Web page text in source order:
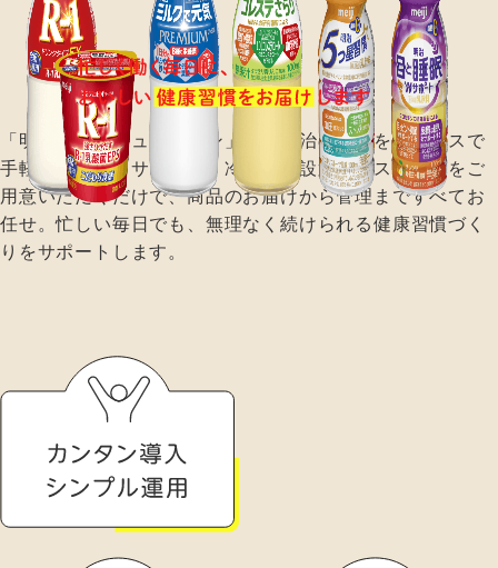
「明治栄養ソリューション」は、明治の商品をオフィスで
手軽に楽しめるサービス。冷蔵庫を設置するスペースをご
用意いただくだけで、商品のお届けから管理まですべてお
任せ。忙しい毎日でも、無理なく続けられる健康習慣づく
りをサポートします。